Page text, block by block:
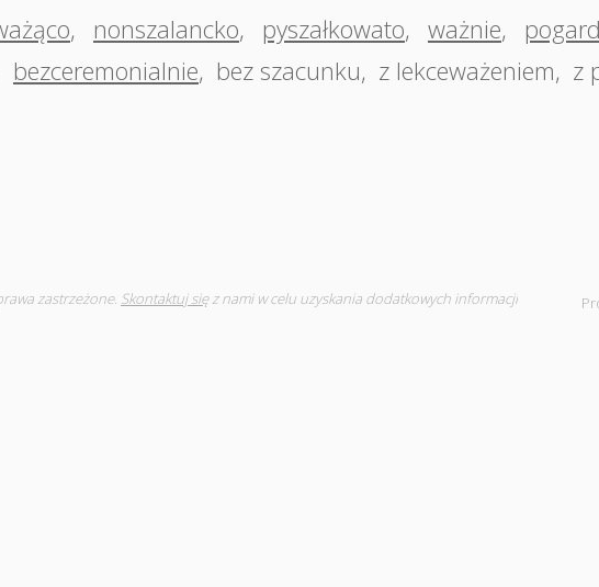
, nonszalancko, pyszałkowato, ważnie,
bezceremonialnie, bez szacunku, z lekceważeniem, z
zastrzeżone. Skontaktuj sięz nami w celu uzyskania dodatkowych informacji